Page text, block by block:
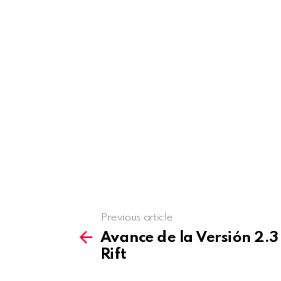
more
Previous article
Avance de la Versión 2.3
Rift